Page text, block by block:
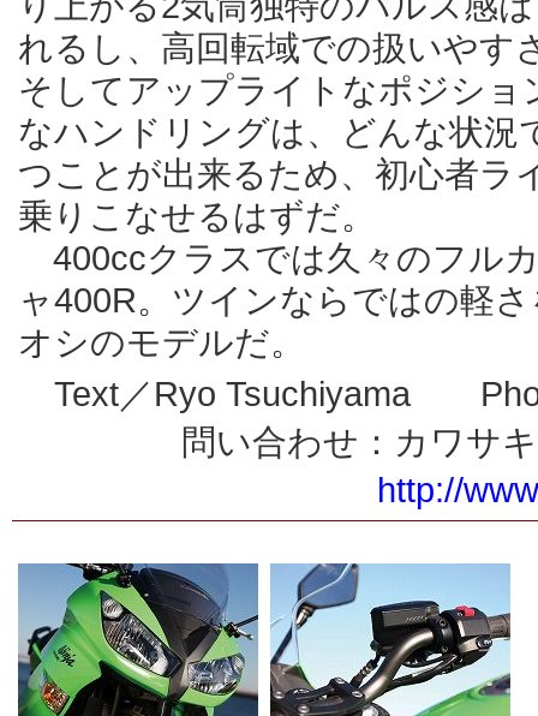
れるし、高回転域での扱いやす
そしてアップライトなポジショ
なハンドリングは、どんな状況
つことが出来るため、初心者ラ
乗りこなせるはずだ。
400ccクラスでは久々のフル
ャ400R。ツインならではの軽
オシのモデルだ。
Text／Ryo Tsuchiyama
問い合わせ：カワサ
http://